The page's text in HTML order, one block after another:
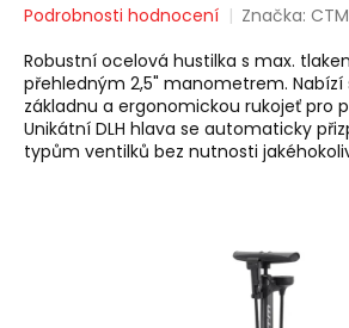
Průměrné
produktu
je
0,0
z
5
Podrobnosti hodnocení Značka:CTM
Robustní ocelová hustilka s max.
přehledným 2,5" manometrem. Nabízí
základnu a ergonomickou rukojeť pro
Unikátní DLH hlava se automaticky
typům ventilků bez nutnosti